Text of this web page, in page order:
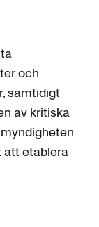
och
samtidigt
av kritiska
att etablera